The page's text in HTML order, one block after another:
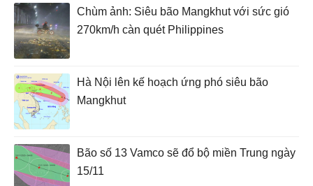
Chùm ảnh: Siêu bão Mangkhut với sức gió
270km/h càn quét Philippines
Hà Nội lên kế hoạch ứng phó siêu bão
Mangkhut
Bão số 13 Vamco sẽ đổ bộ miền Trung ngày
15/11